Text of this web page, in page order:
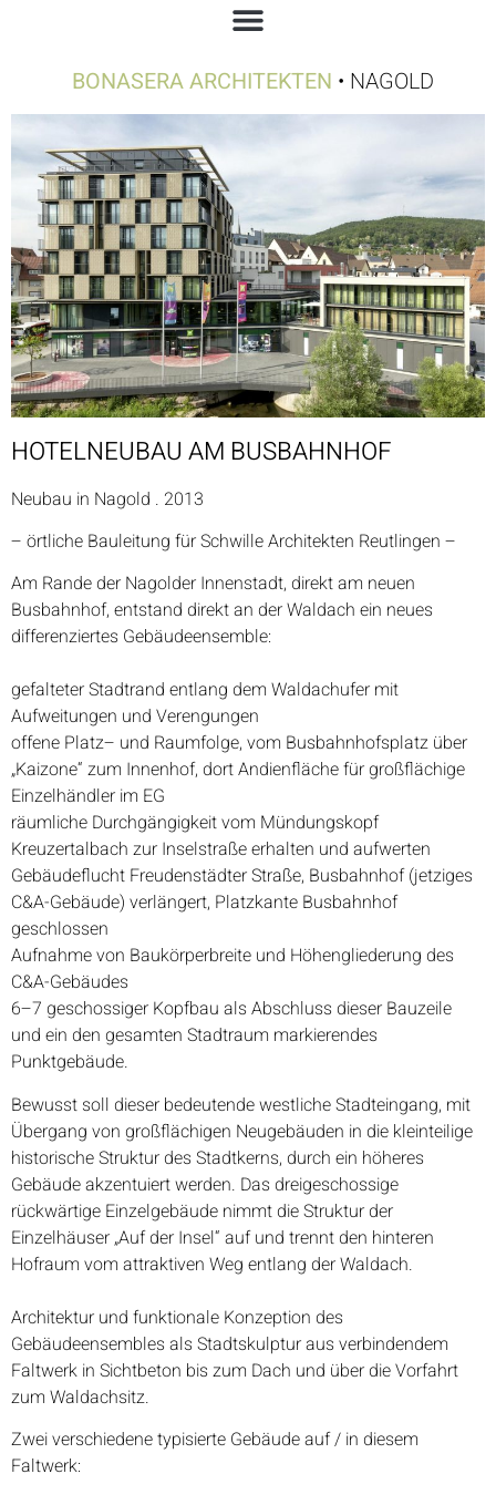
BONASERA ARCHITEKTEN • NAGOLD
HOTELNEUBAU AM BUSBAHNHOF
Neubau in Nagold . 2013
– örtliche Bauleitung für Schwille Architekten Reutlingen –
Am Rande der Nagolder Innenstadt, direkt am neuen
Busbahnhof, entstand direkt an der Waldach ein neues
differenziertes Gebäudeensemble:
gefalteter Stadtrand entlang dem Waldachufer mit
Aufweitungen und Verengungen
offene Platz– und Raumfolge, vom Busbahnhofsplatz über
„Kaizone“ zum Innenhof, dort Andienfläche für großflächige
Einzelhändler im EG
räumliche Durchgängigkeit vom Mündungskopf
Kreuzertalbach zur Inselstraße erhalten und aufwerten
Gebäudeflucht Freudenstädter Straße, Busbahnhof (jetziges
C&A-Gebäude) verlängert, Platzkante Busbahnhof
geschlossen
Aufnahme von Baukörperbreite und Höhengliederung des
C&A-Gebäudes
6–7 geschossiger Kopfbau als Abschluss dieser Bauzeile
und ein den gesamten Stadtraum markierendes
Punktgebäude.
Bewusst soll dieser bedeutende westliche Stadteingang, mit
Übergang von großflächigen Neugebäuden in die kleinteilige
historische Struktur des Stadtkerns, durch ein höheres
Gebäude akzentuiert werden. Das dreigeschossige
rückwärtige Einzelgebäude nimmt die Struktur der
Einzelhäuser „Auf der Insel“ auf und trennt den hinteren
Hofraum vom attraktiven Weg entlang der Waldach.
Architektur und funktionale Konzeption des
Gebäudeensembles als Stadtskulptur aus verbindendem
Faltwerk in Sichtbeton bis zum Dach und über die Vorfahrt
zum Waldachsitz.
Zwei verschiedene typisierte Gebäude auf / in diesem
Faltwerk: